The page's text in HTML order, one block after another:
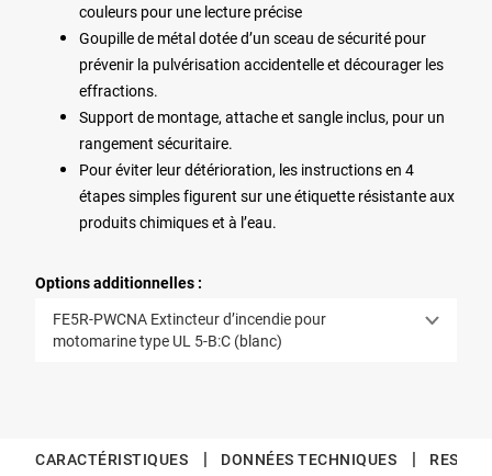
couleurs pour une lecture précise
Goupille de métal dotée d’un sceau de sécurité pour
prévenir la pulvérisation accidentelle et décourager les
effractions.
Support de montage, attache et sangle inclus, pour un
rangement sécuritaire.
Pour éviter leur détérioration, les instructions en 4
étapes simples figurent sur une étiquette résistante aux
produits chimiques et à l’eau.
Options additionnelles :
FE5R-PWCNA Extincteur d’incendie pour
motomarine type UL 5-B:C (blanc)
CARACTÉRISTIQUES | DONNÉES TECHNIQUES |